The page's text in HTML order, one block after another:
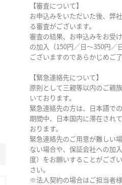
【審査について】
お申込みをいただいた後、弊
る審査がございます。
審査の結果、お申込みをお受
の加入（150円／日～350円／
ございますのであらかじめご
【緊急連絡先について】
原則として三親等以内のご親
いております。
緊急連絡先の方は、日本語で
期間中、日本国内に滞在され
おります。
緊急連絡先のご用意が難しい
ない場合や、保証会社への加
度）をお願いすることがござ
さい。
※法人契約の場合はご担当者